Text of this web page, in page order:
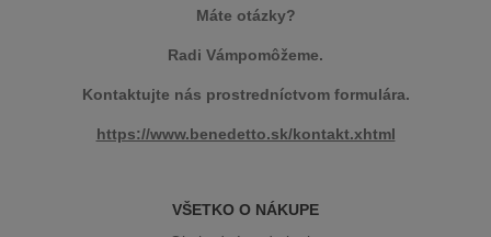
Máte otázky?
Radi Vámpomôžeme.
Kontaktujte nás prostredníctvom formulára.
https://www.benedetto.sk/kontakt.xhtml
VŠETKO O NÁKUPE